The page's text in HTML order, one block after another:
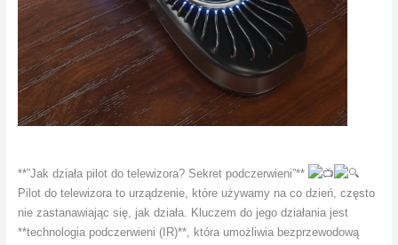
**”Jak działa pilot do telewizora? Sekret podczerwieni”**
Pilot do telewizora to urządzenie, które używamy na co dzień, często
nie zastanawiając się, jak działa. Kluczem do jego działania jest
**technologia podczerwieni (IR)**, która umożliwia bezprzewodową